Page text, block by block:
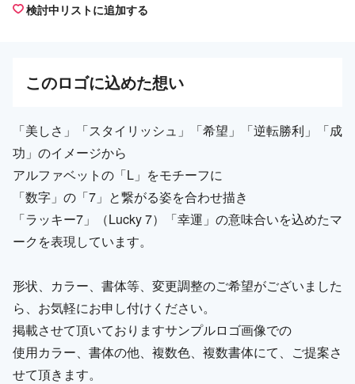
検討中リストに追加する
このロゴに込めた想い
「美しさ」「スタイリッシュ」「希望」「逆転勝利」「成
功」のイメージから
アルファベットの「L」をモチーフに
「数字」の「7」と繋がる姿を合わせ描き
「ラッキー7」（Lucky 7）「幸運」の意味合いを込めたマ
ークを表現しています。
形状、カラー、書体等、変更調整のご希望がございました
ら、お気軽にお申し付けください。
掲載させて頂いておりますサンプルロゴ画像での
使用カラー、書体の他、複数色、複数書体にて、ご提案さ
せて頂きます。